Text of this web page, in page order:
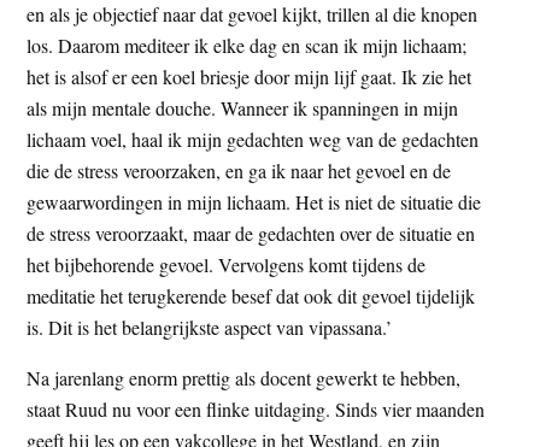
en als je objectief naar dat gevoel kijkt, trillen al die knopen
los. Daarom mediteer ik elke dag en scan ik mijn lichaam;
het is alsof er een koel briesje door mijn lijf gaat. Ik zie het
als mijn mentale douche. Wanneer ik spanningen in mijn
lichaam voel, haal ik mijn gedachten weg van de gedachten
die de stress veroorzaken, en ga ik naar het gevoel en de
gewaarwordingen in mijn lichaam. Het is niet de situatie die
de stress veroorzaakt, maar de gedachten over de situatie en
het bijbehorende gevoel. Vervolgens komt tijdens de
meditatie het terugkerende besef dat ook dit gevoel tijdelijk
is. Dit is het belangrijkste aspect van vipassana.’
Na jarenlang enorm prettig als docent gewerkt te hebben,
staat Ruud nu voor een flinke uitdaging. Sinds vier maanden
geeft hij les op een vakcollege in het Westland, en zijn